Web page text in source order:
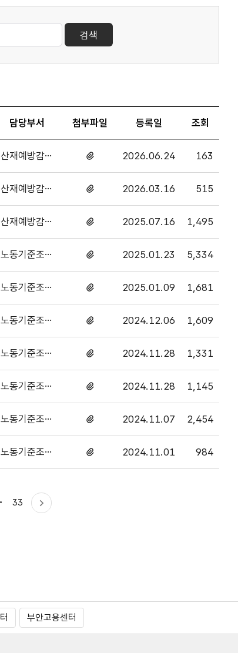
검색
담당부서 첨부파일 등록일 조회
산재예방감독
과
첨부파일
있음
2026.06.24 163
산재예방감독
과
첨부파일
있음
2026.03.16 515
산재예방감독
과
첨부파일
있음
2025.07.16 1,495
노동기준조사
과
첨부파일
있음
2025.01.23 5,334
노동기준조사
과
첨부파일
있음
2025.01.09 1,681
노동기준조사
과
첨부파일
있음
2024.12.06 1,609
노동기준조사
과
첨부파일
있음
2024.11.28 1,331
노동기준조사
과
첨부파일
있음
2024.11.28 1,145
노동기준조사
과
첨부파일
있음
2024.11.07 2,454
노동기준조사
과
첨부파일
있음
2024.11.01 984
마지막으로
33
부안고용센터